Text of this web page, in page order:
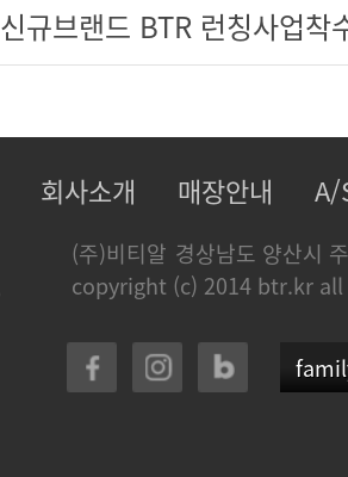
신규브랜드 BTR 런칭사업착
회사소개 매장안내 A/
(주)비티알 경상남도 양산시
copyright (c) 2014 btr.kr